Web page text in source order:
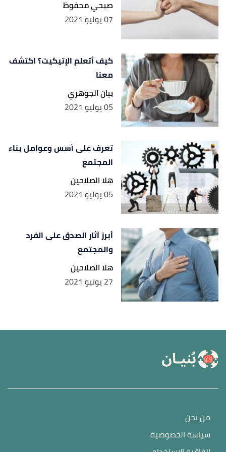
صبحي محفوظ
07 يوليو 2021
كيف أتعلم الإتيكيت؟ اكتشف
معنا
بيان الجوهري
05 يوليو 2021
تعرف على أسس وعوامل بناء
المجتمع
هلا الصلاحين
05 يوليو 2021
أبرز آثار الصدق على الفرد
والمجتمع
هلا الصلاحين
27 يونيو 2021
من نحن
سياسة الخصوصية